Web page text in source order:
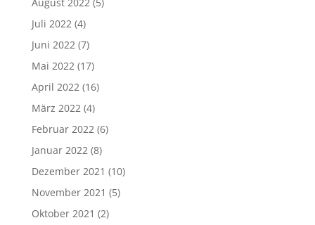
Juli 2022(4)
Juni 2022(7)
Mai 2022(17)
April 2022(16)
März 2022(4)
Februar 2022(6)
Januar 2022(8)
Dezember 2021 (10)
November 2021 (5)
Oktober 2021 (2)